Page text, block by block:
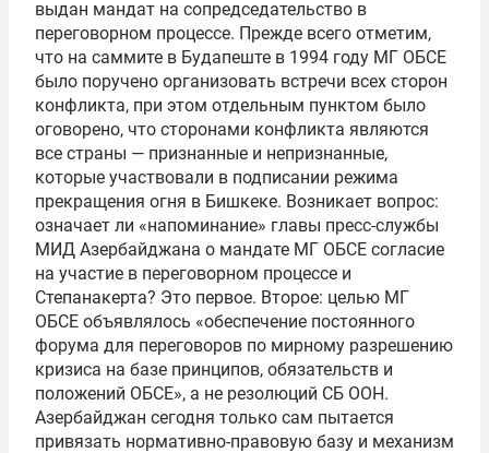
выдан мандат на сопредседательство в
переговорном процессе. Прежде всего отметим,
что на саммите в Будапеште в 1994 году МГ ОБСЕ
было поручено организовать встречи всех сторон
конфликта, при этом отдельным пунктом было
оговорено, что сторонами конфликта являются
все страны — признанные и непризнанные,
которые участвовали в подписании режима
прекращения огня в Бишкеке. Возникает вопрос:
означает ли «напоминание» главы пресс-службы
МИД Азербайджана о мандате МГ ОБСЕ согласие
на участие в переговорном процессе и
Степанакерта? Это первое. Второе: целью МГ
ОБСЕ объявлялось «обеспечение постоянного
форума для переговоров по мирному разрешению
кризиса на базе принципов, обязательств и
положений ОБСЕ», а не резолюций СБ ООН.
Азербайджан сегодня только сам пытается
привязать нормативно-правовую базу и механизм